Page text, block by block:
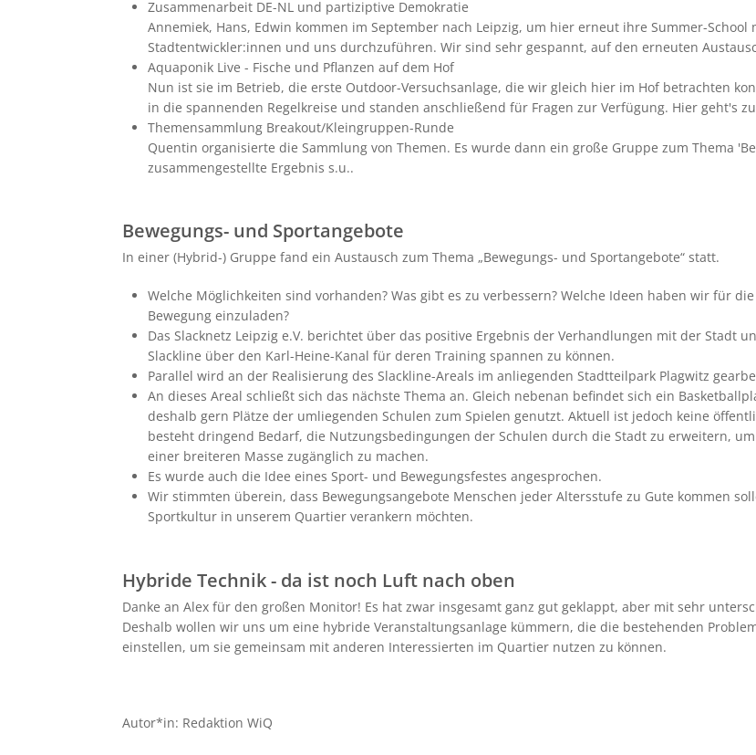
Zusammenarbeit DE-NL und partiziptive Demokratie
Annemiek, Hans, Edwin kommen im September nach Leipzig, um hier erneut ihre Summer-
Stadtentwickler:innen und uns durchzuführen. Wir sind sehr gespannt, auf den erneuten
Aquaponik Live - Fische und Pflanzen auf dem Hof
Nun ist sie im Betrieb, die erste Outdoor-Versuchsanlage, die wir gleich hier im Hof betrachten
in die spannenden Regelkreise und standen anschließend für Fragen zur Verfügung. Hier geht's
Themensammlung Breakout/Kleingruppen-Runde
Quentin organisierte die Sammlung von Themen. Es wurde dann ein große Gruppe zum Thema
zusammengestellte Ergebnis s.u..
Bewegungs- und Sportangebote
In einer (Hybrid-) Gruppe fand ein Austausch zum Thema „Bewegungs- und Sportangebote“ statt.
Welche Möglichkeiten sind vorhanden? Was gibt es zu verbessern? Welche Ideen haben wir für
Bewegung einzuladen?
Das Slacknetz Leipzig e.V. berichtet über das positive Ergebnis der Verhandlungen mit der Stadt
Slackline über den Karl-Heine-Kanal für deren Training spannen zu können.
Parallel wird an der Realisierung des Slackline-Areals im anliegenden Stadtteilpark Plagwitz
An dieses Areal schließt sich das nächste Thema an. Gleich nebenan befindet sich ein
deshalb gern Plätze der umliegenden Schulen zum Spielen genutzt. Aktuell ist jedoch keine
besteht dringend Bedarf, die Nutzungsbedingungen der Schulen durch die Stadt zu erweitern,
einer breiteren Masse zugänglich zu machen.
Es wurde auch die Idee eines Sport- und Bewegungsfestes angesprochen.
Wir stimmten überein, dass Bewegungsangebote Menschen jeder Altersstufe zu Gute kommen
Sportkultur in unserem Quartier verankern möchten.
Hybride Technik - da ist noch Luft nach oben
Danke an Alex für den großen Monitor! Es hat zwar insgesamt ganz gut geklappt, aber mit sehr
Deshalb wollen wir uns um eine hybride Veranstaltungsanlage kümmern, die die bestehenden
einstellen, um sie gemeinsam mit anderen Interessierten im Quartier nutzen zu können.
Autor*in: Redaktion WiQ